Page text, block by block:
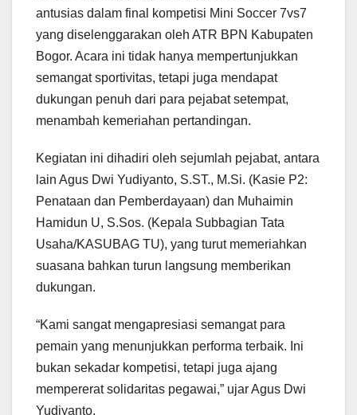
antusias dalam final kompetisi Mini Soccer 7vs7
yang diselenggarakan oleh ATR BPN Kabupaten
Bogor. Acara ini tidak hanya mempertunjukkan
semangat sportivitas, tetapi juga mendapat
dukungan penuh dari para pejabat setempat,
menambah kemeriahan pertandingan.
Kegiatan ini dihadiri oleh sejumlah pejabat, antara
lain Agus Dwi Yudiyanto, S.ST., M.Si. (Kasie P2:
Penataan dan Pemberdayaan) dan Muhaimin
Hamidun U, S.Sos. (Kepala Subbagian Tata
Usaha/KASUBAG TU), yang turut memeriahkan
suasana bahkan turun langsung memberikan
dukungan.
“Kami sangat mengapresiasi semangat para
pemain yang menunjukkan performa terbaik. Ini
bukan sekadar kompetisi, tetapi juga ajang
mempererat solidaritas pegawai,” ujar Agus Dwi
Yudiyanto.